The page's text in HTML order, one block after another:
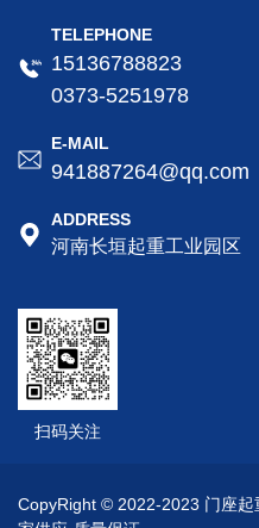
TELEPHONE
15136788823
0373-5251978
E-MAIL
941887264@qq.com
ADDRESS
河南长垣起重工业园区
扫码关注
CopyRight © 2022-2023 门座